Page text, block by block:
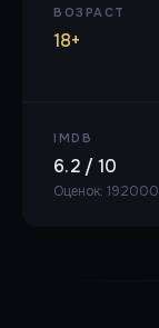
ВОЗРАСТ
18+
IMDB
6.2 / 10
Оценок: 192000